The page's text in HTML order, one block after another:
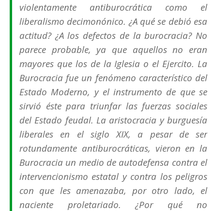
violentamente antiburocrática como el
liberalismo decimonónico. ¿A qué se debió esa
actitud? ¿A los defectos de la burocracia? No
parece probable, ya que aquellos no eran
mayores que los de la Iglesia o el Ejercito. La
Burocracia fue un fenómeno característico del
Estado Moderno, y el instrumento de que se
sirvió éste para triunfar las fuerzas sociales
del Estado feudal. La aristocracia y burguesía
liberales en el siglo XIX, a pesar de ser
rotundamente antiburocráticas, vieron en la
Burocracia un medio de autodefensa contra el
intervencionismo estatal y contra los peligros
con que les amenazaba, por otro lado, el
naciente proletariado. ¿Por qué no